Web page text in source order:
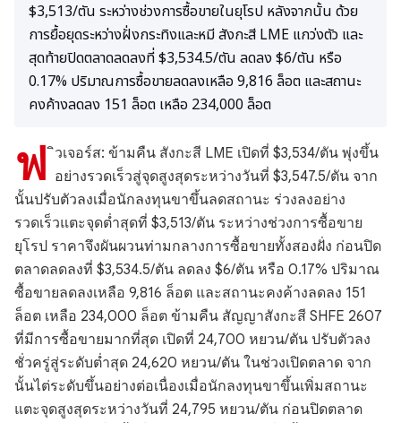
$3,513/ตัน ระหว่างช่วงการซื้อขายในยุโรป หลังจากนั้น ด้วย
การยื้อยุดระหว่างฝั่งกระทิงและหมี สังกะสี LME แกว่งตัว และ
สุดท้ายปิดตลาดลดลงที่ $3,534.5/ตัน ลดลง $6/ตัน หรือ
0.17% ปริมาณการซื้อขายลดลงเหลือ 9,816 ล็อต และสถานะ
คงค้างลดลง 151 ล็อต เหลือ 234,000 ล็อต
ฟ ิวเจอร์ส: ข้ามคืน สังกะสี LME เปิดที่ $3,534/ตัน พุ่งขึ้น
อย่างรวดเร็วสู่จุดสูงสุดระหว่างวันที่ $3,547.5/ตัน จาก
นั้นปรับตัวลงเมื่อนักลงทุนขาขึ้นลดสถานะ ร่วงลงอย่าง
รวดเร็วแตะจุดต่ำสุดที่ $3,513/ตัน ระหว่างช่วงการซื้อขาย
ยุโรป ราคาจึงผันผวนท่ามกลางการซื้อขายทั้งสองฝั่ง ก่อนปิด
ตลาดลดลงที่ $3,534.5/ตัน ลดลง $6/ตัน หรือ 0.17% ปริมาณ
ซื้อขายลดลงเหลือ 9,816 ล็อต และสถานะคงค้างลดลง 151
ล็อต เหลือ 234,000 ล็อต ข้ามคืน สัญญาสังกะสี SHFE 2607
ที่มีการซื้อขายมากที่สุด เปิดที่ 24,700 หยวน/ตัน ปรับตัวลง
ชั่วครู่สู่ระดับต่ำสุด 24,620 หยวน/ตัน ในช่วงเปิดตลาด จาก
นั้นไต่ระดับขึ้นอย่างต่อเนื่องเมื่อนักลงทุนขาขึ้นเพิ่มสถานะ
แตะจุดสูงสุดระหว่างวันที่ 24,795 หยวน/ตัน ก่อนปิดตลาด